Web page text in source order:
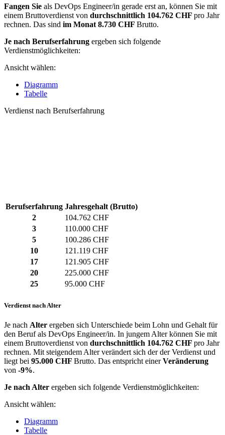
Fangen Sie als DevOps Engineer/in gerade erst an, können Sie mit
einem Bruttoverdienst von durchschnittlich 104.762 CHF pro Jahr
rechnen. Das sind im Monat 8.730 CHF Brutto.
Je nach Berufserfahrung ergeben sich folgende
Verdienstmöglichkeiten:
Ansicht wählen:
Diagramm
Tabelle
Verdienst nach Berufserfahrung
Berufserfahrung Jahresgehalt (Brutto)
2
104.762 CHF
3
110.000 CHF
5
100.286 CHF
10
121.119 CHF
17
121.905 CHF
20
225.000 CHF
25
95.000 CHF
Verdienst nach Alter
Je nach Alter ergeben sich Unterschiede beim Lohn und Gehalt für
den Beruf als DevOps Engineer/in. In jungem Alter können Sie mit
einem Bruttoverdienst von durchschnittlich 104.762 CHF pro Jahr
rechnen. Mit steigendem Alter verändert sich der der Verdienst und
liegt bei 95.000 CHF Brutto. Das entspricht einerVeränderung
von -9%.
Je nach Alter ergeben sich folgende Verdienstmöglichkeiten:
Ansicht wählen:
Diagramm
Tabelle